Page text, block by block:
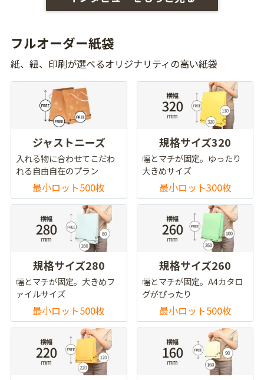
フルオーダー紙袋
紙、紐、印刷が選べるオリジナリティの高い紙袋
ジャストニーズ
入れる物に合わせてこだわ
れる自由自在のプラン
最小ロット500枚
規格サイズ320
幅とマチが固定。ゆったり
大きめサイズ
最小ロット300枚
規格サイズ280
幅とマチが固定。大きめフ
ァイルサイズ
最小ロット500枚
規格サイズ260
幅とマチが固定。A4カタロ
グがぴったり
最小ロット500枚